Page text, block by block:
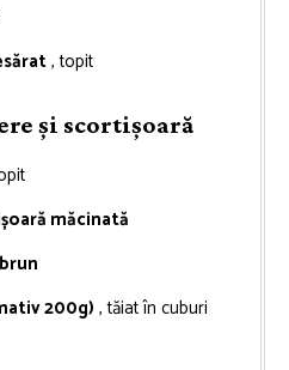
, topit
și scortișoară
măcinată
200g) , tăiat în cuburi